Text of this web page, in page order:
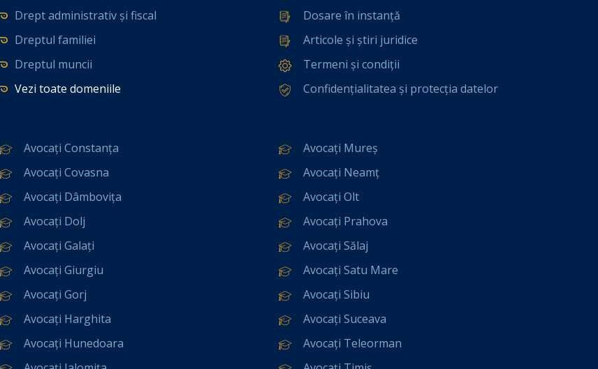
Drept administrativ și fiscal
Dreptul familiei
Dreptul muncii
Vezi toate domeniile
Dosare în instanță
Articole și știri juridice
Termeni și condiții
Confidențialitatea și protecția datelor
Avocați Constanța
Avocați Covasna
Avocați Dâmbovița
Avocați Dolj
Avocați Galați
Avocați Giurgiu
Avocați Gorj
Avocați Harghita
Avocați Hunedoara
Avocați Mureș
Avocați Neamț
Avocați Olt
Avocați Prahova
Avocați Sălaj
Avocați Satu Mare
Avocați Sibiu
Avocați Suceava
Avocați Teleorman